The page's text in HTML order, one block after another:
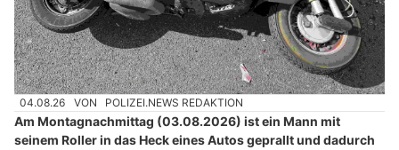
04.08.26 VON POLIZEI.NEWS REDAKTION
Am Montagnachmittag (03.08.2026) ist ein Mann mit
seinem Roller in das Heck eines Autos geprallt und dadurch